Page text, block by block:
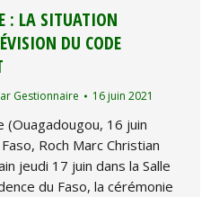
: LA SITUATION
DU CODE
Gestionnaire 16 juin 2021
(Ouagadougou, 16 juin
Roch Marc Christian
jeudi 17 juin dans la Salle
du Faso, la cérémonie